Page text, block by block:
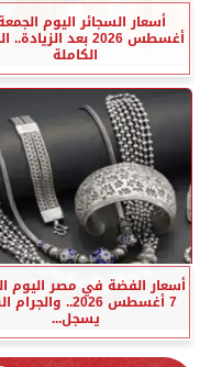
أغسطس 2026 بعد
الكاملة
أسعار الفضة في مصر اليوم
7 أغسطس 2026..
يسجل...